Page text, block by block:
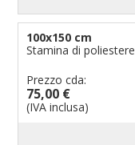
100x150 cm
Stamina di poliestere
Prezzo cda:
75,00 €
(IVA inclusa)